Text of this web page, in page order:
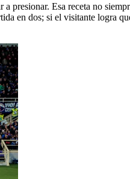
presionar. Esa receta no
en dos; si el visitante logra